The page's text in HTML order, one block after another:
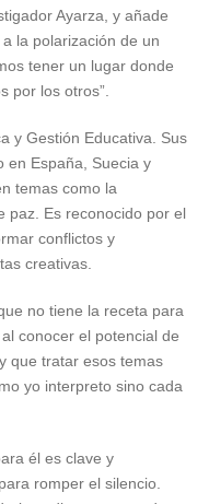
Ayarza, y añade
la polarización de un
tener un lugar donde
por los otros”.
y Gestión Educativa. Sus
en España, Suecia y
temas como la
paz. Es reconocido por el
conflictos y
creativas.
no tiene la receta para
conocer el potencial de
que tratar esos temas
yo interpreto sino cada
él es clave y
romper el silencio.